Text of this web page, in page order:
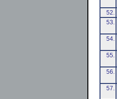
52.
53.
54.
55.
56.
57.